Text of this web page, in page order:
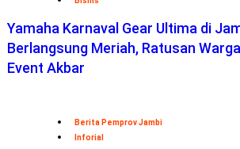
Yamaha Karnaval Gear Ultima di
Berlangsung Meriah, Ratusan
Event Akbar
Berita Pemprov Jambi
Inforial